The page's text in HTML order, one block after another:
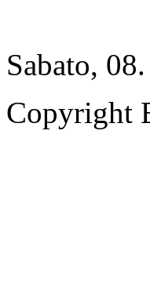
Sabato,
Copyright